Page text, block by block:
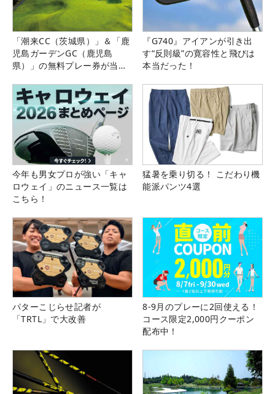
「潮来CC（茨城県）」＆「鹿
児島ガーデンGC（鹿児島
県）」の無料プレー券が当た
『G740』アイアンが引き出
す“反則級”の寛容性と飛びは
本当だった！
今年も男女プロが強い「キャ
ロウェイ」のニュース一覧は
こちら！
猛暑を乗り切る！ こだわり機
能派パンツ4選
パターこじらせ記者が
「TRTL」で大改善
8-9月のプレーに2回使える！
コース限定2,000円クーポン
配布中！